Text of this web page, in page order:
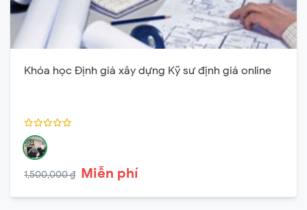
Khóa học Định giá xây dựng Kỹ sư định giá online
1,500,000 ₫ Miễn phí